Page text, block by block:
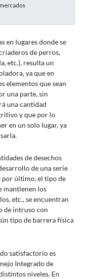
en lugares donde se
de perros,
etc.), resulta un
ya que en
elementos que sean
una parte, sin
una cantidad
y que por lo
en un solo lugar, ya
de desechos
de una serie
por último, el tipo de
mantienen los
etc., se encuentran
de intruso con
tipo de barrera física
satisfactorio es
Integrado de
niveles. En